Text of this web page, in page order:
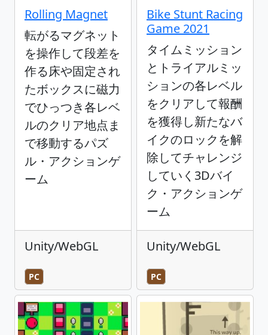
Rolling Magnet
転がるマグネット
を操作して段差を
作る床や固定され
たボックスに磁力
でひっつき各レベ
ルのクリア地点ま
で移動するパズ
ル・アクションゲ
ーム
Unity/WebGL
PC
Bike Stunt Racing
Game 2021
タイムミッション
とトライアルミッ
ションの各レベル
をクリアして報酬
を獲得し新たなバ
イクのロックを解
除してチャレンジ
していく3Dバイ
ク・アクションゲ
ーム
Unity/WebGL
PC